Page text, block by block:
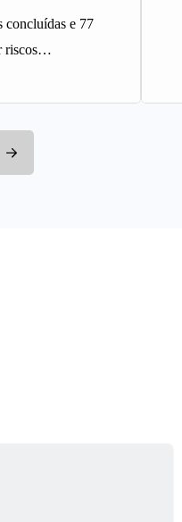
concluídas e 77
riscos